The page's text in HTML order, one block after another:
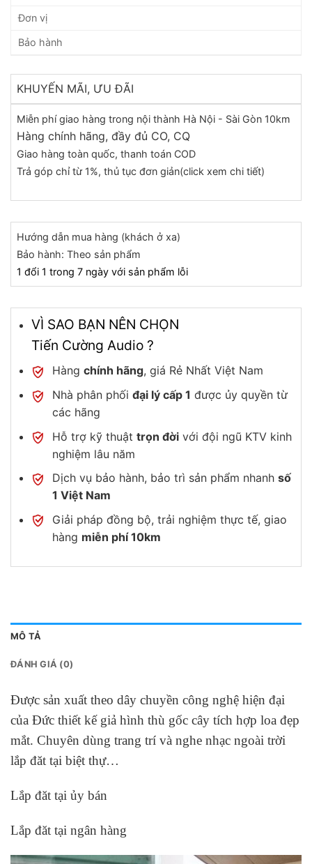
Đơn vị
Bảo hành
KHUYẾN MÃI, ƯU ĐÃI
Miễn phí giao hàng trong nội thành Hà Nội - Sài Gòn 10km
Hàng chính hãng, đầy đủ CO, CQ
Giao hàng toàn quốc, thanh toán COD
Trả góp chỉ từ 1%, thủ tục đơn giản(click xem chi tiết)
Hướng dẫn mua hàng (khách ở xa)
Bảo hành: Theo sản phẩm
1 đổi 1 trong 7 ngày với sản phẩm lỗi
VÌ SAO BẠN NÊN CHỌN
Tiến Cường Audio ?
Hàng chính hãng, giá Rẻ Nhất Việt Nam
Nhà phân phối đại lý cấp 1 được ủy quyền từ
các hãng
Hỗ trợ kỹ thuật trọn đờivới đội ngũ KTV kinh
nghiệm lâu năm
Dịch vụ bảo hành, bảo trì sản phẩm nhanh số
1 Việt Nam
Giải pháp đồng bộ, trải nghiệm thực tế, giao
hàng miễn phí 10km
MÔ TẢ
ĐÁNH GIÁ (0)
Được sản xuất theo dây chuyền công nghệ hiện đại
của Đức thiết kế giả hình thù gốc cây tích hợp loa đẹp
mắt. Chuyên dùng trang trí và nghe nhạc ngoài trời
lắp đăt tại biệt thự…
Lắp đăt tại ủy bán
Lắp đăt tại ngân hàng